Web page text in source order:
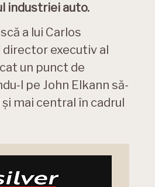
industriei auto.
a lui Carlos
director executiv al
un punct de
l pe John Elkann să-
mai central în cadrul